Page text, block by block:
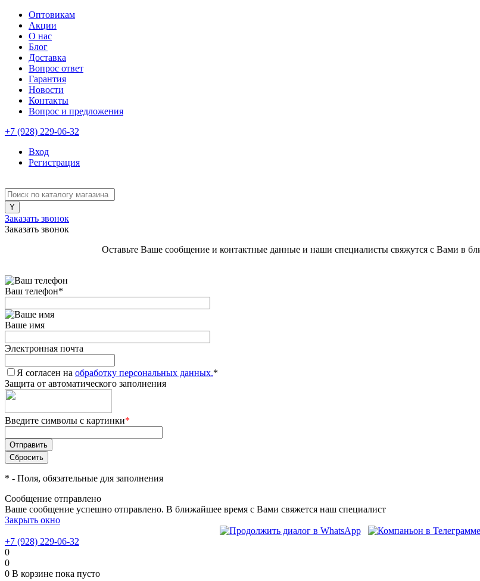
Оптовикам
Акции
О нас
Блог
Доставка
Вопрос ответ
Гарантия
Новости
Контакты
Вопрос и предложения
+7 (928) 229-06-32
Вход
Регистрация
Заказать звонок
Заказать звонок
Оставьте Ваше сообщение и контактные данные и наши специалисты свяжутся с Вами в
Ваш телефон*
Ваше имя
Электронная почта
Я согласен на обработку персональных данных.*
Защита от автоматического заполнения
Введите символы с картинки*
* - Поля, обязательные для заполнения
Сообщение отправлено
Ваше сообщение успешно отправлено. В ближайшее время с Вами свяжется наш специалист
Закрыть окно
+7 (928) 229-06-32
0
0
0 В корзине пока пусто